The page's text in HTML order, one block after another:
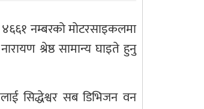
४६६१ नम्बरको मोटरसाइकलमा
श्रेष्ठ सामान्य घाइते हुनु
सिद्धेश्वर सब डिभिजन वन